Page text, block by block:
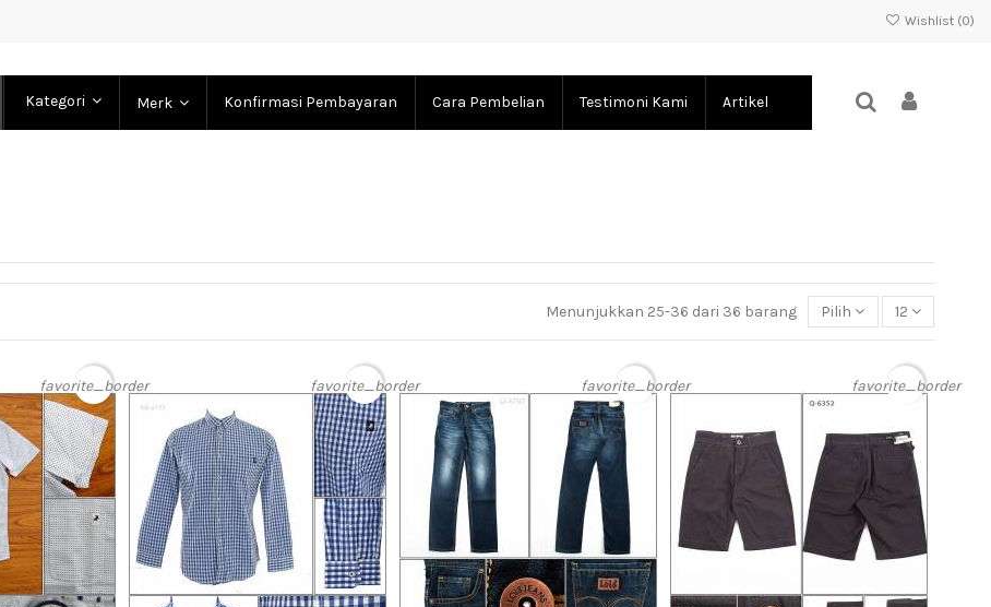
Wishlist (0)
Kategori Merk Konfirmasi Pembayaran Cara Pembelian Testimoni Kami Artikel
Menunjukkan 25-36 dari 36 barang Pilih 12
favorite_border favorite_border favorite_border favorite_border